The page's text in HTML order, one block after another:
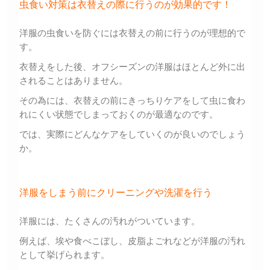
虫食い対策は衣替えの際に行うのが効果的です！
洋服の虫食いを防ぐには衣替えの前に行うのが理想的で
す。
衣替えをした後、オフシーズンの洋服はほとんど外に出
されることはありません。
その為には、衣替えの前にきっちりケアをして虫に食わ
れにくい状態でしまっておくのが最適なのです。
では、実際にどんなケアをしていくのが良いのでしょう
か。
洋服をしまう前にクリーニングや洗濯を行う
洋服には、たくさんの汚れがついています。
例えば、埃や食べこぼし、皮脂よごれなどが洋服の汚れ
として挙げられます。